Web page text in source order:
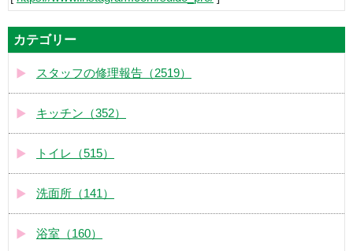
カテゴリー
スタッフの修理報告（2519）
キッチン（352）
トイレ（515）
洗面所（141）
浴室（160）